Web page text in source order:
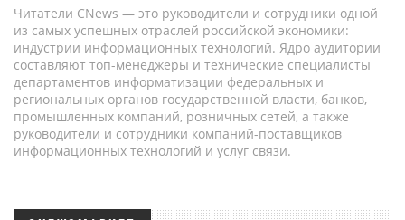
Читатели CNews — это руководители и сотрудники одной
из самых успешных отраслей российской экономики:
индустрии информационных технологий. Ядро аудитории
составляют топ-менеджеры и технические специалисты
департаментов информатизации федеральных и
региональных органов государственной власти, банков,
промышленных компаний, розничных сетей, а также
руководители и сотрудники компаний-поставщиков
информационных технологий и услуг связи.